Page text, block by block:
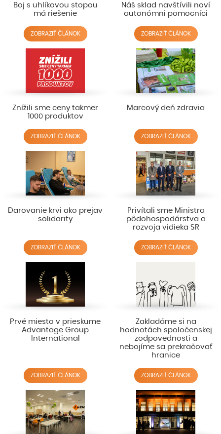
Boj s uhlíkovou stopou
má riešenie
ZOBRAZIŤ ČLÁNOK
Náš sklad navštívili noví
autonómni pomocníci
ZOBRAZIŤ ČLÁNOK
Znížili sme ceny takmer
1000 produktov
ZOBRAZIŤ ČLÁNOK
Marcový deň zdravia
ZOBRAZIŤ ČLÁNOK
Darovanie krvi ako prejav
solidarity
ZOBRAZIŤ ČLÁNOK
Privítali sme Ministra
pôdohospodárstva a
rozvoja vidieka SR
ZOBRAZIŤ ČLÁNOK
Prvé miesto v prieskume
Advantage Group
International
ZOBRAZIŤ ČLÁNOK
Zakladáme si na
hodnotách spoločenskej
zodpovednosti a
nebojíme sa prekračovať
hranice
ZOBRAZIŤ ČLÁNOK